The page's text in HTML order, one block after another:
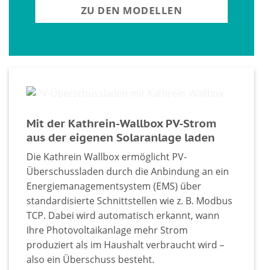
ZU DEN MODELLEN
Mit der Kathrein-Wallbox PV-Strom
aus der eigenen Solaranlage laden
Die Kathrein Wallbox ermöglicht PV-
Überschussladen durch die Anbindung an ein
Energiemanagementsystem (EMS) über
standardisierte Schnittstellen wie z. B. Modbus
TCP. Dabei wird automatisch erkannt, wann
Ihre Photovoltaikanlage mehr Strom
produziert als im Haushalt verbraucht wird –
also ein Überschuss besteht.